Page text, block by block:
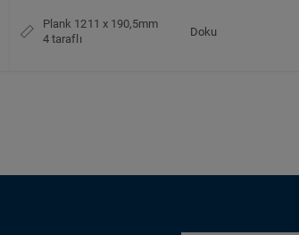
Plank 1211 x 190,5mm
4 taraflı
Doku